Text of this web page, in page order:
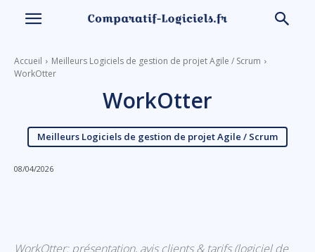
Accueil
Meilleurs Logiciels de gestion de projet Agile / Scrum
WorkOtter
WorkOtter
Meilleurs Logiciels de gestion de projet Agile / Scrum
08/04/2026
WorkOtter: présentation, avis clients & tarifs (logiciel de